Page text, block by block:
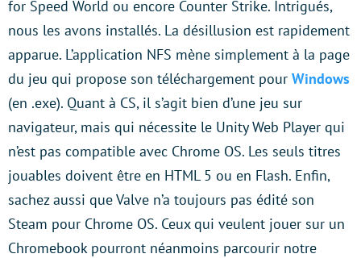
for Speed World ou encore Counter Strike. Intrigués,
nous les avons installés. La désillusion est rapidement
apparue. L’application NFS mène simplement à la page
du jeu qui propose son téléchargement pour Windows
(en .exe). Quant à CS, il s’agit bien d’une jeu sur
navigateur, mais qui nécessite le Unity Web Player qui
n’est pas compatible avec Chrome OS. Les seuls titres
jouables doivent être en HTML 5 ou en Flash. Enfin,
sachez aussi que Valve n’a toujours pas édité son
Steam pour Chrome OS. Ceux qui veulent jouer sur un
Chromebook pourront néanmoins parcourir notre